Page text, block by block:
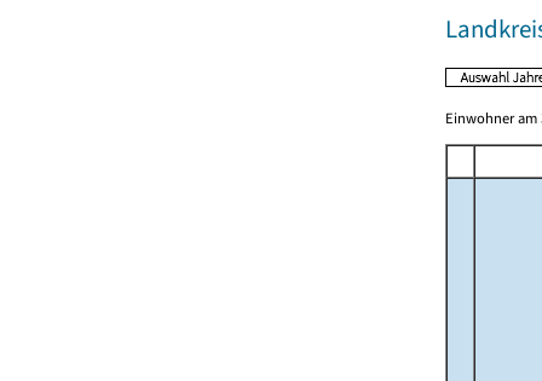
Einwohner am